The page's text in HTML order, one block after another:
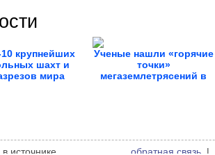
крупнейших
шахт и
мира
Ученые нашли «горячие
точки»
мегаземлетрясений в
источнике. обратная связь |